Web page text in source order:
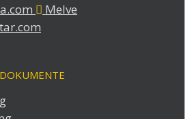
Melve